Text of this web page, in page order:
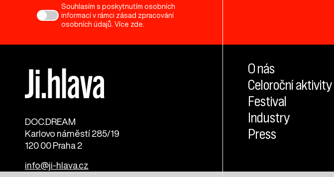
Souhlasím s poskytnutím osobních
informací v rámci zásad zpracování
osobních údajů. Více zde
DOC.DREAM​
Karlovo náměstí 285/19
120 00 Praha 2
info@ji-hlava.cz
O nás
Celoroční aktivity
Festival
Industry
Press